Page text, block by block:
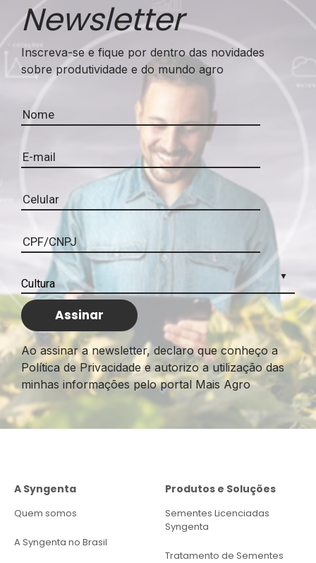
Newsletter
Inscreva-se e fique por dentro das novidades
sobre produtividade e do mundo agro
Ao assinar a newsletter, declaro que conheço a
Política de Privacidade e autorizo a utilização das
minhas informações pelo portal Mais Agro
A Syngenta
Quem somos
A Syngenta no Brasil
Produtos e Soluções
Sementes Licenciadas
Syngenta
Tratamento de Sementes